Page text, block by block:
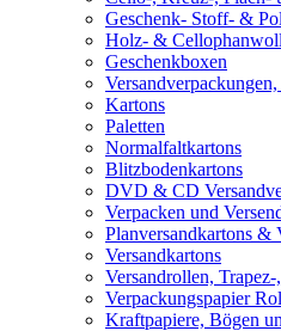
Geschenk- Stoff- &
Holz- &
Geschenkboxen
Kartons
Paletten
Normalfaltkartons
Blitzbodenkartons
DVD & CD
Verpacken und
Planversandkartons &
Versandkartons
Versandrollen,
Verpackungspapier
Kraftpapiere, Bögen